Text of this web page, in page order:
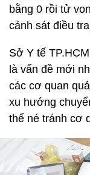
bằng 0 rồi tử
cảnh sát điều
Sở Y tế
là vấn đề mới
các cơ quan
xu hướng
thể né tránh cơ